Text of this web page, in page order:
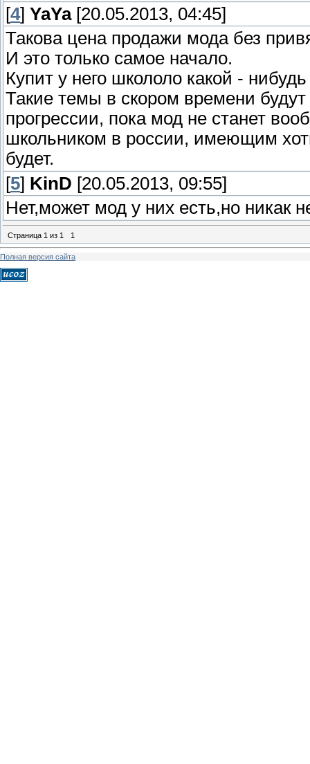
[4] YaYa[20.05.2013, 04:45]
Такова цена продажи мода без
И это только самое начало.
Купит у него школоло какой -
Такие темы в скором времени
прогрессии, пока мод не станет
школьником в россии, имеющим
будет.
[5] KinD [20.05.2013, 09:55]
Нет,может мод у них есть,но никак
Страница 1 из 1 1
Полная версия сайта